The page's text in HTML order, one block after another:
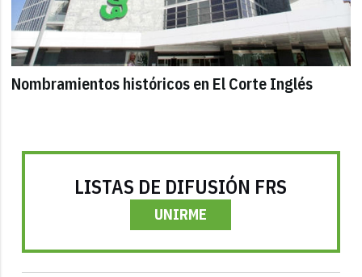
Nombramientos históricos en El Corte Inglés
LISTAS DE DIFUSIÓN FRS
UNIRME